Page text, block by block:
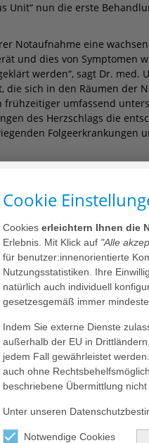
Unit“ nun die erste
Notaufnahme eine
und dies von
werden“, sagt Dr.
die sich in den Räumen der
frühzeitiger umfassend
des Herzschlags die
Folgeerkrankungen
stehen in
speziell geschulten Ärzten
als auch
im linken Vorhof ist
zu normalisieren“, sagt
Chefarzt der
wieder nach Hause
die Behandlung von
Markus
Chefarzt der
1.200 Katheterablationen
und anderen
ergänzt: „Mit der
Außerdem tragen wir
Notfallpatienten nahtlos
Dadurch können
Cookie
Cookies erleichtern Ihnen die
Erlebnis. Mit Klick auf "Alle
für benutzer:innenorientierte
Nutzungsstatistiken. Ihre
natürlich auch individuell
gesetzesgemäß immer
Indem Sie externe Dienste
außerhalb der EU in
jedem Fall gewährleistet
auch ohne
beschriebene Übermittlung nicht
Unter unseren
Notwendige Cookies